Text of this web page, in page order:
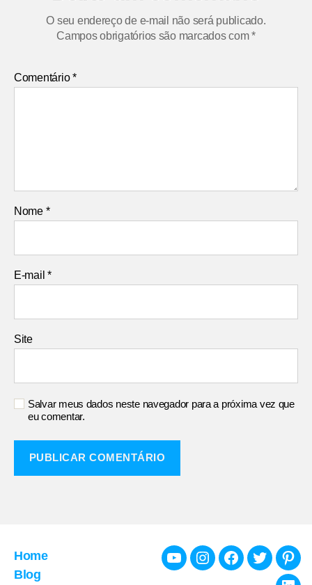
O seu endereço de e-mail não será publicado.
Campos obrigatórios são marcados com*
Comentário*
Nome *
E-mail*
Site
Salvar meus dados neste navegador para a próxima vez que
eu comentar.
Home
Blog
YoutubeInstagramFacebook
Twitter